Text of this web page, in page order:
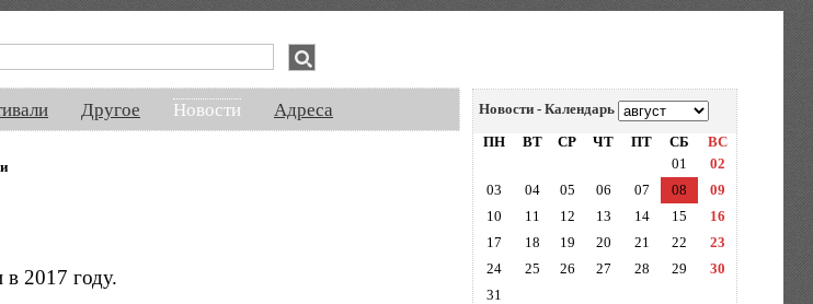
Другое Новости Адреса
в 2017 году.
Новости - Календарь
ПН
ВТ СР ЧТ ПТ СБ
ВС
01
02
03
04 05 06 07 08
09
10
11 12 13 14 15
16
17
18 19 20 21 22
23
24
25 26 27 28 29
30
31